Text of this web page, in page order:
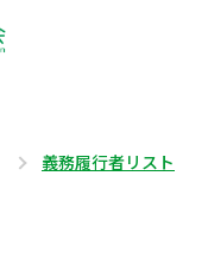
義務履行者リスト